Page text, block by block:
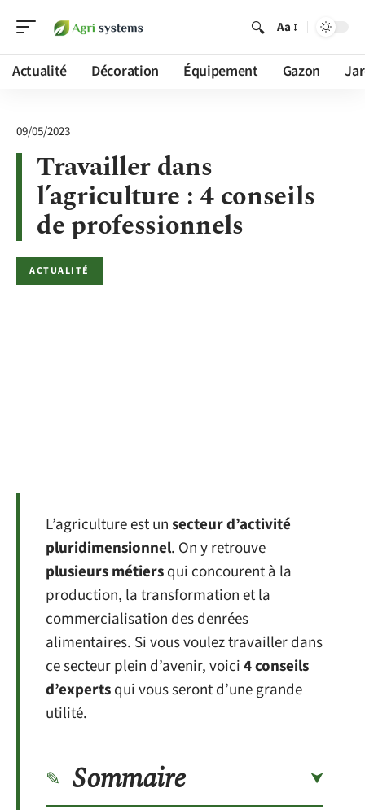
Aa
Actualité Décoration Équipement Gazon
09/05/2023
Travailler dans
l’agriculture : 4 conseils
de professionnels
ACTUALITÉ
L’agriculture est unsecteur d’activité
pluridimensionnel. On y retrouve
plusieurs métiersqui concourent à la
production, la transformation et la
commercialisation des denrées
alimentaires. Si vous voulez travailler dans
ce secteur plein d’avenir, voici4 conseils
d’expertsqui vous seront d’une grande
utilité.
Sommaire